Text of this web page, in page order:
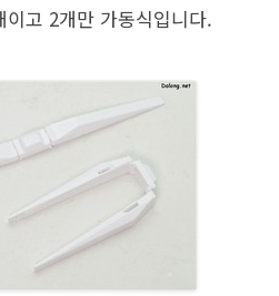
고 2개만 가동식입니다.